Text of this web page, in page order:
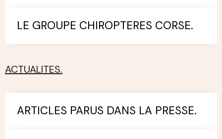
LE GROUPE CHIROPTERES CORSE.
ACTUALITES.
ARTICLES PARUS DANS LA PRESSE.